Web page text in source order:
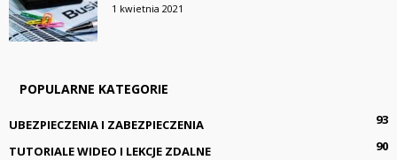
1 kwietnia 2021
POPULARNE KATEGORIE
UBEZPIECZENIA I ZABEZPIECZENIA
93
TUTORIALE WIDEO I LEKCJE ZDALNE
90